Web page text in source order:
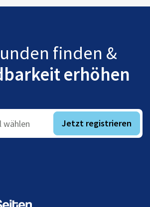
finden &
erhöhen
wählen Jetzt registrieren